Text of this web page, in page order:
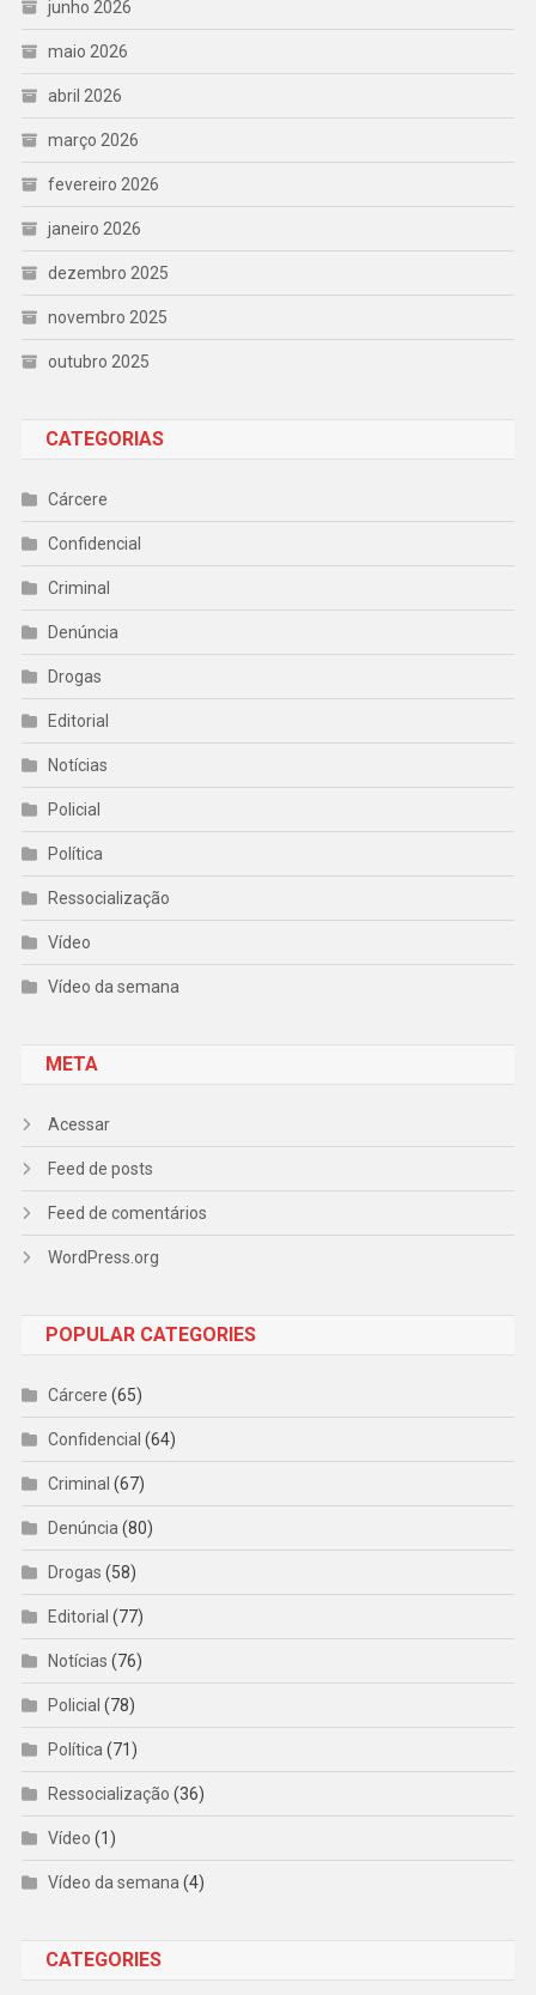
junho 2026
maio 2026
abril 2026
março 2026
fevereiro 2026
janeiro 2026
dezembro 2025
novembro 2025
outubro 2025
CATEGORIAS
Cárcere
Confidencial
Criminal
Denúncia
Drogas
Editorial
Notícias
Policial
Política
Ressocialização
Vídeo
Vídeo da semana
META
Acessar
Feed de posts
Feed de comentários
WordPress.org
POPULAR CATEGORIES
Cárcere (65)
Confidencial (64)
Criminal (67)
Denúncia (80)
Drogas (58)
Editorial (77)
Notícias (76)
Policial (78)
Política (71)
Ressocialização (36)
Vídeo (1)
Vídeo da semana (4)
CATEGORIES